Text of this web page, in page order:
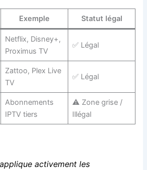
Exemple Statut légal
Netflix, Disney+,
Proximus TV
✅ Légal
Zattoo, Plex Live
TV
✅ Légal
Abonnements
IPTV tiers
⚠️ Zone grise /
Illégal
activement les